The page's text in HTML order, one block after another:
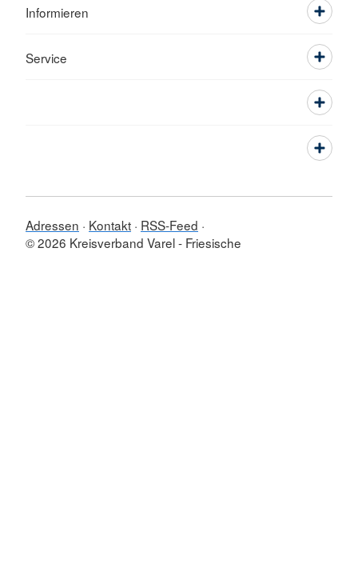
Informieren
Service
Adressen Kontakt RSS-Feed
© 2026 Kreisverband Varel - Friesische